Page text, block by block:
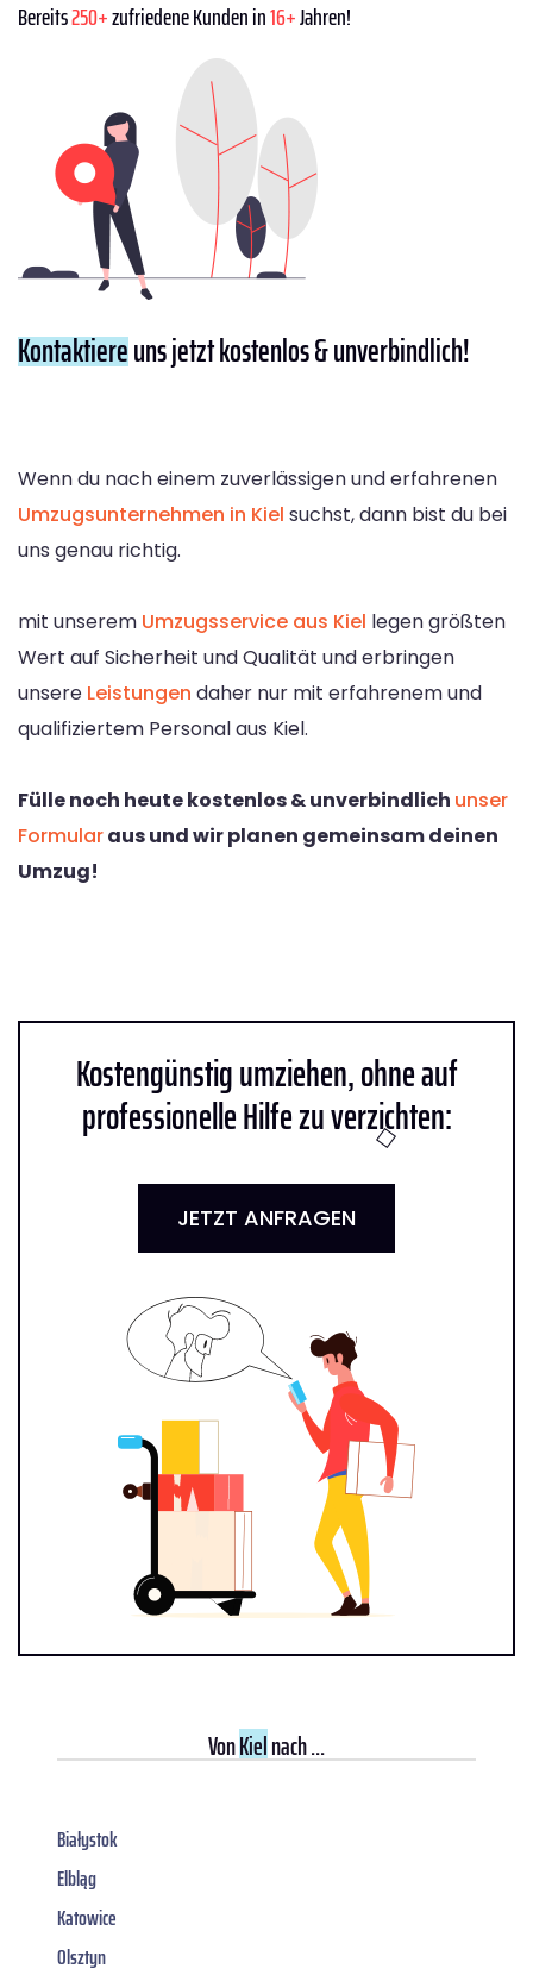
Bereits250+zufriedene Kunden in16+Jahren!
Kontaktiereuns jetzt kostenlos & unverbindlich!
Wenn du nach einem zuverlässigen und erfahrenen
Umzugsunternehmen in Kiel suchst, dann bist du bei
uns genau richtig.
mit unserem Umzugsservice aus Kiel legen größten
Wert auf Sicherheit und Qualität und erbringen
unsere Leistungen daher nur mit erfahrenem und
qualifiziertem Personal aus Kiel.
Fülle noch heute kostenlos & unverbindlich unser
Formularaus und wir planen gemeinsam deinen
Umzug!
Kostengünstig umziehen, ohne auf
professionelle Hilfe zu verzichten:
JETZT ANFRAGEN
VonKielnach ...
Białystok
Elbląg
Katowice
Olsztyn